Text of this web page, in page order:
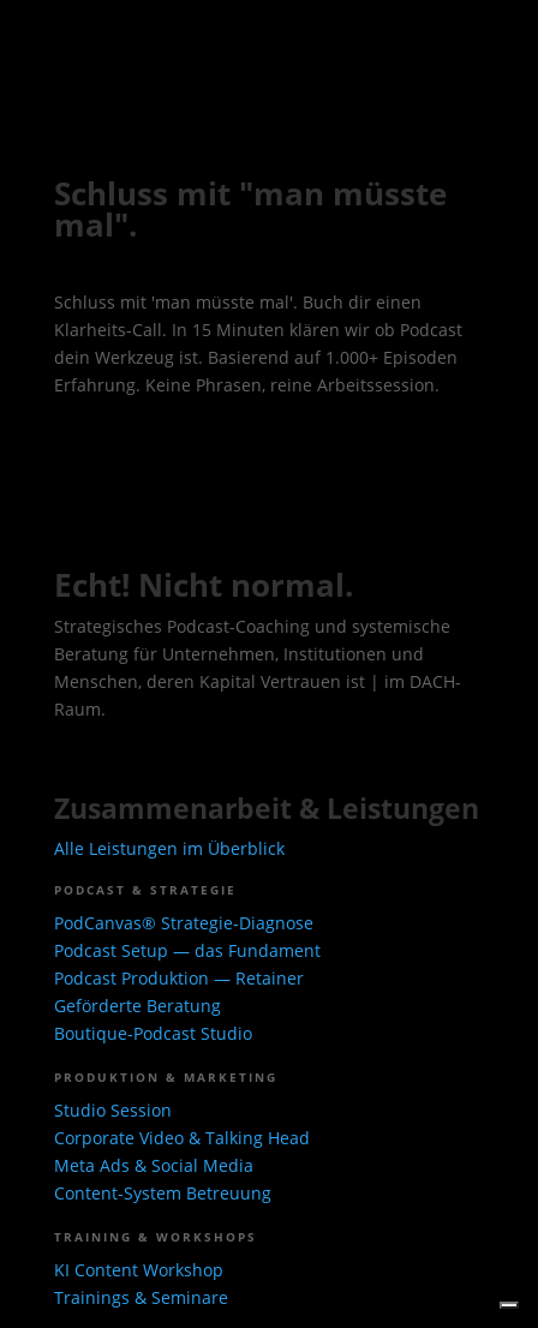
Schluss mit "man müsste
mal".
Schluss mit 'man müsste mal'. Buch dir einen
Klarheits-Call. In 15 Minuten klären wir ob Podcast
dein Werkzeug ist. Basierend auf 1.000+ Episoden
Erfahrung. Keine Phrasen, reine Arbeitssession.
Echt! Nicht normal.
Strategisches Podcast-Coaching und systemische
Beratung für Unternehmen, Institutionen und
Menschen, deren Kapital Vertrauen ist | im DACH-
Raum.
Zusammenarbeit & Leistungen
Alle Leistungen im Überblick
PODCAST & STRATEGIE
PodCanvas® Strategie-Diagnose
Podcast Setup — das Fundament
Podcast Produktion — Retainer
Geförderte Beratung
Boutique-Podcast Studio
PRODUKTION & MARKETING
Studio Session
Corporate Video & Talking Head
Meta Ads & Social Media
Content-System Betreuung
TRAINING & WORKSHOPS
KI Content Workshop
Trainings & Seminare